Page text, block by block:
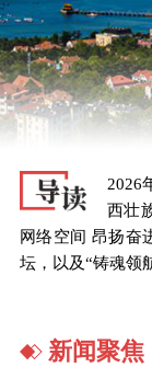
2026
西壮
网络空间 昂扬奋
坛，以及“铸魂领
新闻聚焦